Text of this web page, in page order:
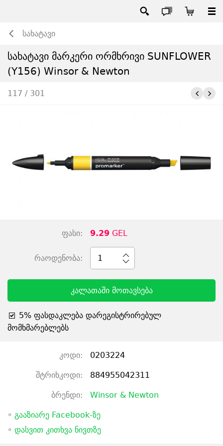
სახატავი
სახატავი მარკერი ორმხრივი SUNFLOWER
(Y156) Winsor & Newton
117 / 301
ფასი: 9.29 GEL
რაოდენობა: 1
კალათაში მოთავსება
5% ფასდაკლება დარეგისტრირებულ
მომხმარებლებს
კოდი: 0203224
შტრიხკოდი: 884955042311
ბრენდი: Winsor & Newton
◦ გააზიარე Facebook-ზე
◦ დასვით კითხვა ნივთზე